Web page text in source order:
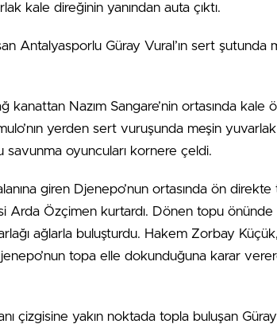
kale direğinin yanından auta çıktı.
Antalyasporlu Güray Vural’ın sert şutunda
kanattan Nazım Sangare’nin ortasında kale
yerden sert vuruşunda meşin
savunma oyuncuları kornere çeldi.
giren Djenepo’nun ortasında ön direkte
Arda Özçimen kurtardı. Dönen topu önünde
ağlarla buluşturdu. Hakem Zorbay
topa elle dokunduğuna karar
çizgisine yakın noktada topla buluşan Güray